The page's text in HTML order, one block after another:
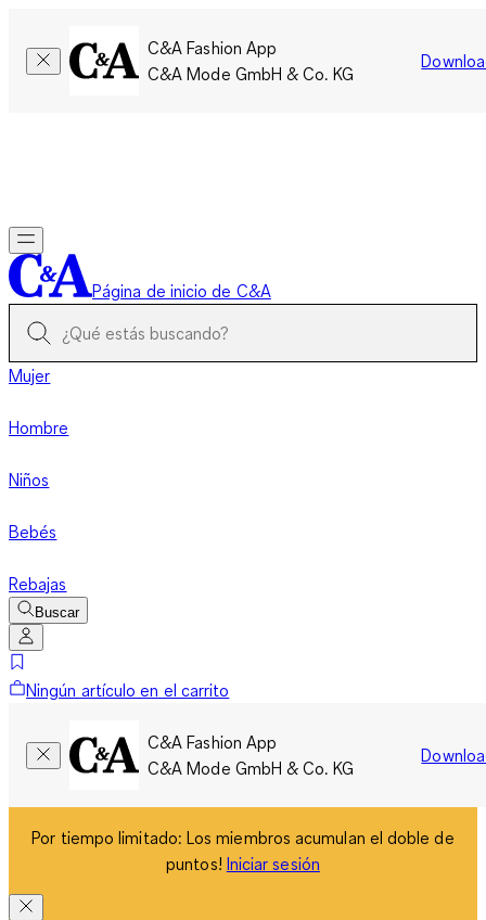
C&A Fashion App
C&A Mode GmbH & Co. KG
Página de inicio de C&A
Mujer
Hombre
Niños
Bebés
Rebajas
Buscar
Ningún artículo en el carrito
C&A Fashion App
C&A Mode GmbH & Co. KG
Por tiempo limitado: Los miembros acumulan el doble de
puntos! Iniciar sesión